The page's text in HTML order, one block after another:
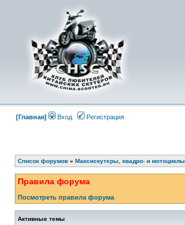
[Главная] Вход Регистрация
Список форумов » Максискутеры, квадро- и мотоциклы
Правила форума
Посмотреть правила форума
Активные темы